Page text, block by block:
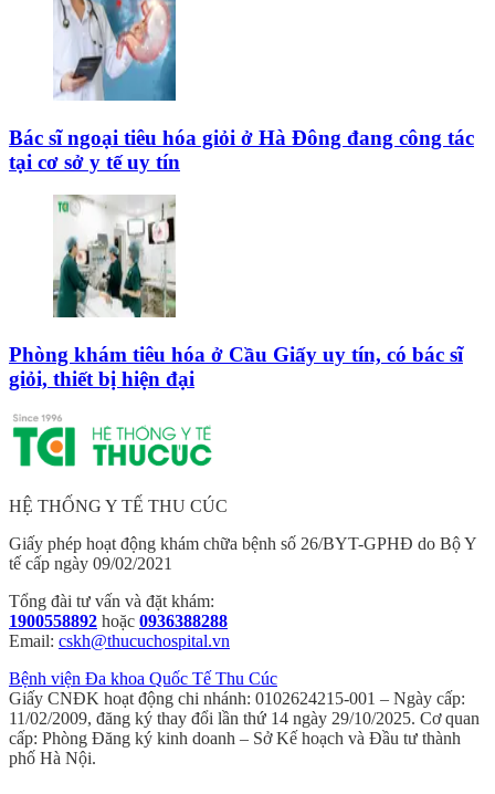
Bác sĩ ngoại tiêu hóa giỏi ở Hà Đông đang công tác
tại cơ sở y tế uy tín
Phòng khám tiêu hóa ở Cầu Giấy uy tín, có bác sĩ
giỏi, thiết bị hiện đại
HỆ THỐNG Y TẾ THU CÚC
Giấy phép hoạt động khám chữa bệnh số 26/BYT-GPHĐ do Bộ Y
tế cấp ngày 09/02/2021
Tổng đài tư vấn và đặt khám:
1900558892 hoặc 0936388288
Email: cskh@thucuchospital.vn
Bệnh viện Đa khoa Quốc Tế Thu Cúc
Giấy CNĐK hoạt động chi nhánh: 0102624215-001 – Ngày cấp:
11/02/2009, đăng ký thay đổi lần thứ 14 ngày 29/10/2025. Cơ quan
cấp: Phòng Đăng ký kinh doanh – Sở Kế hoạch và Đầu tư thành
phố Hà Nội.